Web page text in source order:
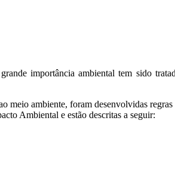
importância ambiental tem sido
meio ambiente, foram desenvolvidas regras
Ambiental e estão descritas a seguir: